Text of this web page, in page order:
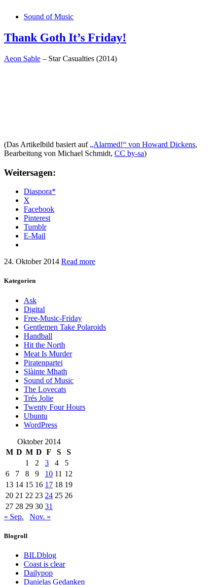
Sound of Music
Thank Goth It’s Friday!
Aeon Sable – Star Casualties (2014)
(Das Artikelbild basiert auf „Alarmed!“ von Howard Dickens,
Bearbeitung von Michael Schmidt, CC by-sa)
Weitersagen:
Diaspora*
X
Facebook
Pinterest
Tumblr
E-Mail
24. Oktober 2014 Read more
Kategorien
Ask
Digital
Free-Music-Friday
Gentlemen Take Polaroids
Handball
Hit the North
Meat Is Murder
Piratenpartei
Slàinte Mhath
Sound of Music
The Lovecats
Trés Jolie
Twenty Four Hours
Ubuntu
WordPress
Oktober 2014
M D M D F S
S
1
2 3 4
5
6
7 8 9 10 11 12
13 14 15 16 17 18 19
20 21 22 23 24 25 26
27 28 29 30 31
« Sep.
Nov. »
Blogroll
BILDblog
Coast is clear
Dailypop
Danielas Gedanken